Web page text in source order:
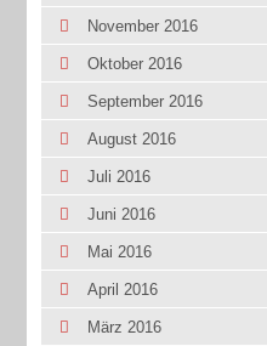
November 2016
Oktober 2016
September 2016
August 2016
Juli 2016
Juni 2016
Mai 2016
April 2016
März 2016